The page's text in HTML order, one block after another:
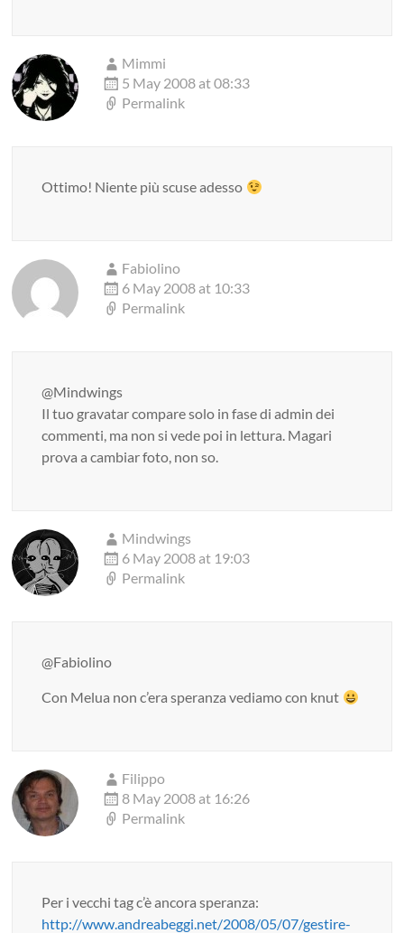
Mimmi
5 May 2008 at 08:33
Permalink
Ottimo! Niente più scuse adesso
Fabiolino
6 May 2008 at 10:33
Permalink
@Mindwings
Il tuo gravatar compare solo in fase di admin dei
commenti, ma non si vede poi in lettura. Magari
prova a cambiar foto, non so.
Mindwings
6 May 2008 at 19:03
Permalink
@Fabiolino
Con Melua non c’era speranza vediamo con knut
Filippo
8 May 2008 at 16:26
Permalink
Per i vecchi tag c’è ancora speranza:
http://www.andreabeggi.net/2008/05/07/gestire-